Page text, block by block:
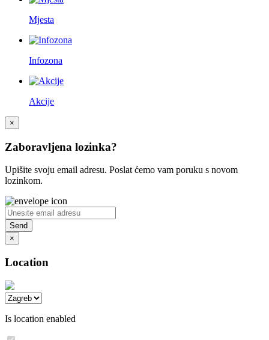
Mjesta
Infozona
Akcije
×
Zaboravljena lozinka?
Upišite svoju email adresu. Poslat ćemo vam poruku s novom
lozinkom.
×
Location
Is location enabled